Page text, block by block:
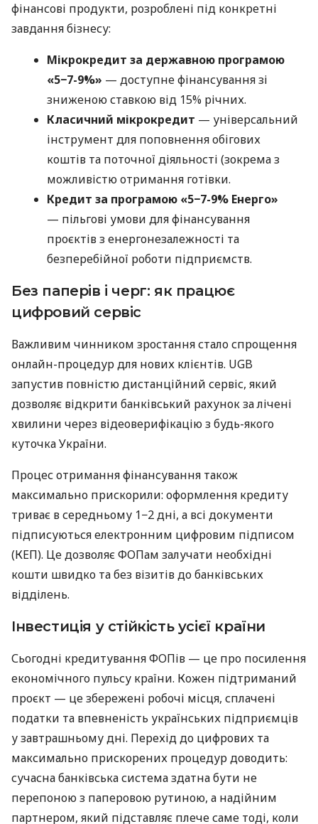
фінансові продукти, розроблені під конкретні
завдання бізнесу:
Мікрокредит за державною програмою
«5−7-9%» — доступне фінансування зі
зниженою ставкою від 15% річних.
Класичний мікрокредит — універсальний
інструмент для поповнення обігових
коштів та поточної діяльності (зокрема з
можливістю отримання готівки.
Кредит за програмою «5−7-9% Енерго»
— пільгові умови для фінансування
проєктів з енергонезалежності та
безперебійної роботи підприємств.
Без паперів і черг: як працює
цифровий сервіс
Важливим чинником зростання стало спрощення
онлайн-процедур для нових клієнтів. UGB
запустив повністю дистанційний сервіс, який
дозволяє відкрити банківський рахунок за лічені
хвилини через відеоверифікацію з будь-якого
куточка України.
Процес отримання фінансування також
максимально прискорили: оформлення кредиту
триває в середньому 1−2 дні, а всі документи
підписуються електронним цифровим підписом
(КЕП). Це дозволяє ФОПам залучати необхідні
кошти швидко та без візитів до банківських
відділень.
Інвестиція у стійкість усієї країни
Сьогодні кредитування ФОПів — це про посилення
економічного пульсу країни. Кожен підтриманий
проєкт — це збережені робочі місця, сплачені
податки та впевненість українських підприємців
у завтрашньому дні. Перехід до цифрових та
максимально прискорених процедур доводить:
сучасна банківська система здатна бути не
перепоною з паперовою рутиною, а надійним
партнером, який підставляє плече саме тоді, коли